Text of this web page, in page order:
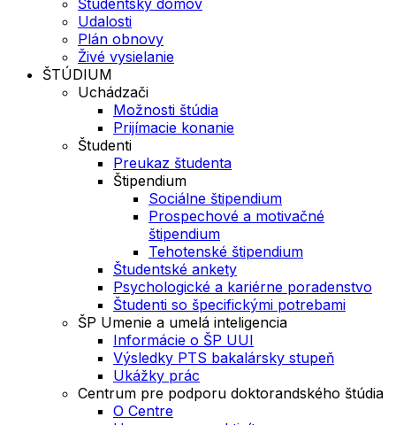
Udalosti
Plán obnovy
Živé vysielanie
ŠTÚDIUM
Uchádzači
Možnosti štúdia
Prijímacie konanie
Študenti
Preukaz študenta
Štipendium
Sociálne štipendium
Prospechové a motivačné
štipendium
Tehotenské štipendium
Študentské ankety
Psychologické a kariérne poradenstvo
Študenti so špecifickými potrebami
ŠP Umenie a umelá inteligencia
Informácie o ŠP UUI
Výsledky PTS bakalársky stupeň
Ukážky prác
Centrum pre podporu doktorandského štúdia
O Centre